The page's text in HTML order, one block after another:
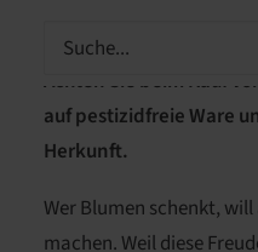
Nachfrage nach
Achten Sie beim Kauf
auf pestizidfreie Ware
Herkunft.
Wer Blumen schenkt,
machen. Weil diese